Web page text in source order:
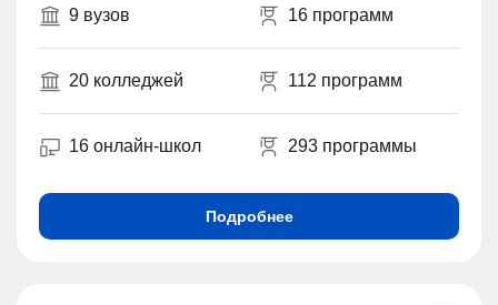
9 вузов 16 программ
20 колледжей 112 программ
16 онлайн-школ 293 программы
Подробнее